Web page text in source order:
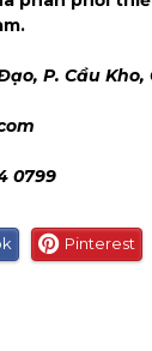
P. Cầu Kho,
0799
Pinterest